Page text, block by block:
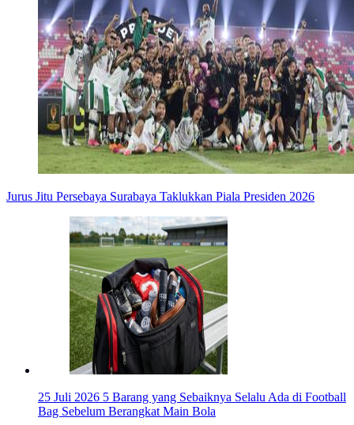
Jurus Jitu Persebaya Surabaya Taklukkan Piala Presiden 2026
25 Juli 2026 5 Barang yang Sebaiknya Selalu Ada di Football
Bag Sebelum Berangkat Main Bola